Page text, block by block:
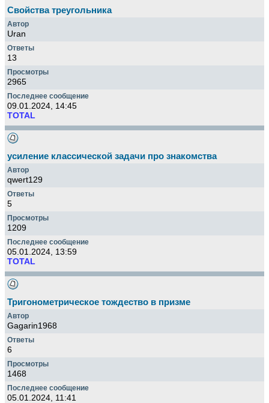
Свойства треугольника
Uran
13
2965
09.01.2024, 14:45
TOTAL
усиление классической задачи про знакомства
qwert129
5
1209
05.01.2024, 13:59
TOTAL
Тригонометрическое тождество в призме
Gagarin1968
6
1468
05.01.2024, 11:41